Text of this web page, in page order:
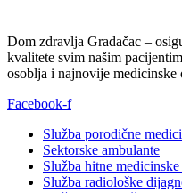
Dom zdravlja Gradačac –
kvalitete svim našim
osoblja i najnovije medicinske
Facebook-f
Služba porodične
Sektorske ambulante
Služba hitne
Služba radiološke